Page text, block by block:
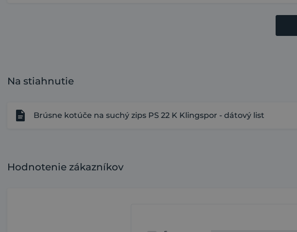
Na stiahnutie
Brúsne kotúče na suchý zips PS 22 K Klingspor - dátový list
Hodnotenie zákazníkov